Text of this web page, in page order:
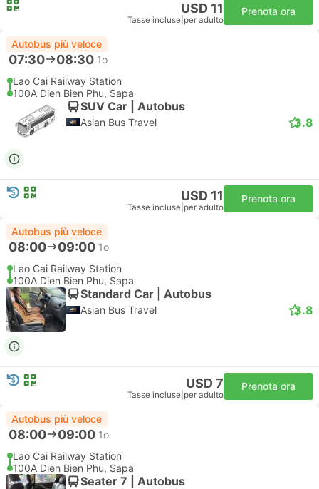
USD 11
Tasse incluse per adulto
Prenota ora
Autobus più veloce
07:30 08:30 1o
Lao Cai Railway Station
100A Dien Bien Phu, Sapa
SUV Car | Autobus
Asian Bus Travel 3.8
USD 11
Tasse incluse per adulto
Prenota ora
Autobus più veloce
08:00 09:00 1o
Lao Cai Railway Station
100A Dien Bien Phu, Sapa
Standard Car | Autobus
Asian Bus Travel 3.8
USD 7
Tasse incluse per adulto
Prenota ora
Autobus più veloce
08:00 09:00 1o
Lao Cai Railway Station
100A Dien Bien Phu, Sapa
Seater 7 | Autobus